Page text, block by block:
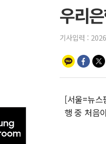
우리
기사입력 :
[서울=뉴스
행 중 처음